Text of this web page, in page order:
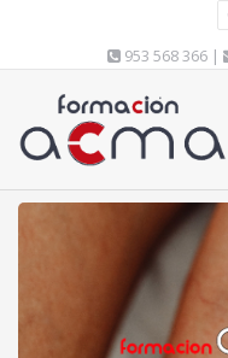
953 568 366 |